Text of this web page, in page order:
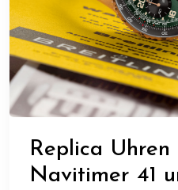
Replica
Navitimer 41